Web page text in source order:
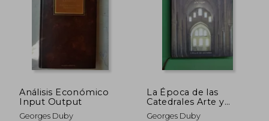
55%
dcto.
Análisis Económico
Input Output
Georges Duby
La Época de las
Catedrales Arte y
Sociedad, 980-1420
Georges Duby